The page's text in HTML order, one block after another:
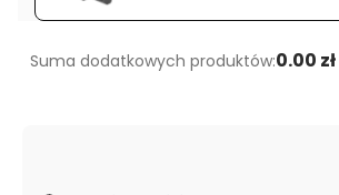
Suma dodatkowych produktów:0.00 zł